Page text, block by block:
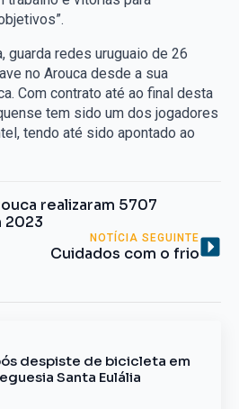
guarda redes uruguaio de 26
no Arouca desde a sua
Com contrato até ao final desta
tem sido um dos jogadores
tendo até sido apontado ao
realizaram 5707
2023
NOTÍCIA SEGUINTE
Cuidados com o frio
despiste de bicicleta em
Santa Eulália